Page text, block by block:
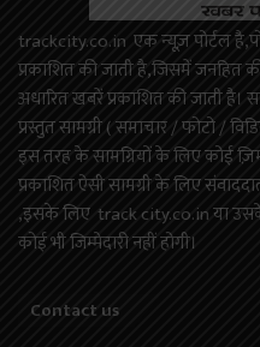
trackcity.co.in एक न्यूज़ पोर्टल
प्रकाशित की जाती है,जिसमें
अधारित खबरें प्रकाशित की जाती है।
प्रस्तुत सामग्री ( समाचार / फोटो /
इस तरह के सामग्रियों के लिए कोई
प्रकाशित ऐसी सामग्री के लिए
,इसके लिए track city.co.in या
कोई भी जिम्मेदारी नहीं होगी।
Contact us